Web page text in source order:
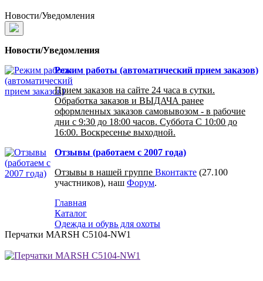
Новости/Уведомления
Новости/Уведомления
Режим работы (автоматический прием заказов)
Прием заказов на сайте 24 часа в сутки.
Обработка заказов и ВЫДАЧА ранее
оформленных заказов самовывозом - в рабочие
дни с 9:30 до 18:00 часов. Суббота С 10:00 до
16:00. Воскресенье выходной.
Отзывы (работаем с 2007 года)
Отзывы в нашей группе Вконтакте (27.100
участников), наш Форум.
Главная
Каталог
Одежда и обувь для охоты
Перчатки MARSH C5104-NW1